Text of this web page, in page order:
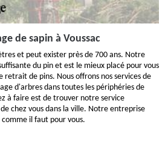
de sapin à Voussac
et peut exister près de 700 ans. Notre
du pin et est le mieux placé pour vous
retrait de pins. Nous offrons nos services de
d'arbres dans toutes les périphéries de
à faire est de trouver notre service
chez vous dans la ville. Notre entreprise
il faut pour vous.